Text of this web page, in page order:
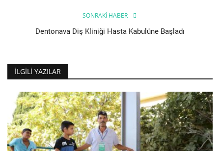
SONRAKI HABER
Dentonava Diş Kliniği Hasta Kabulüne Başladı
İLGILI YAZILAR